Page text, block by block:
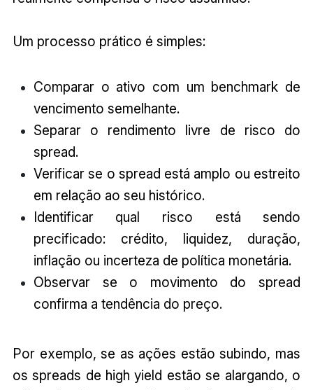
Um processo prático é simples:
Comparar o ativo com um benchmark de
vencimento semelhante.
Separar o rendimento livre de risco do
spread.
Verificar se o spread está amplo ou estreito
em relação ao seu histórico.
Identificar qual risco está sendo
precificado: crédito, liquidez, duração,
inflação ou incerteza de política monetária.
Observar se o movimento do spread
confirma a tendência do preço.
Por exemplo, se as ações estão subindo, mas
os spreads de high yield estão se alargando, o